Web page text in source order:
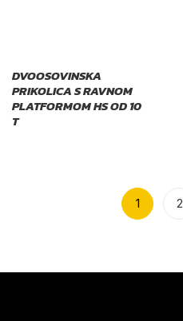
DVOOSOVINSKA
PRIKOLICA S RAVNOM
PLATFORMOM HS OD 10
T
1 2